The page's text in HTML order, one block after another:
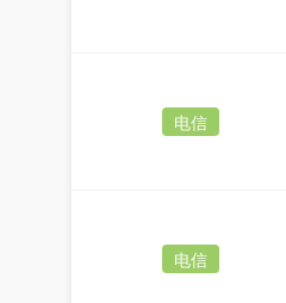
电信
电信